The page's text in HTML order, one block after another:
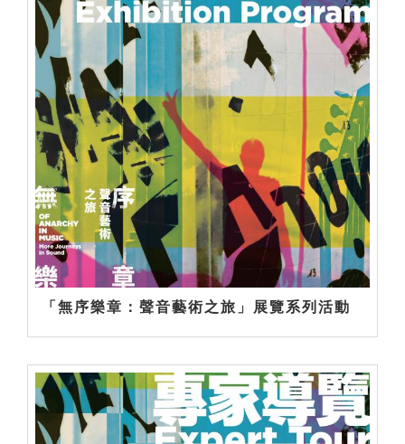
「無序樂章：聲音藝術之旅」展覽系列活動